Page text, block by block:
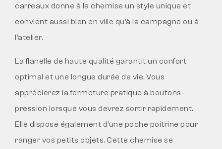
carreaux donne à la chemise un style unique et
convient aussi bien en ville qu’à la campagne ou à
l’atelier.
La flanelle de haute qualité garantit un confort
optimal et une longue durée de vie. Vous
apprécierez la fermeture pratique à boutons-
pression lorsque vous devrez sortir rapidement.
Elle dispose également d’une poche poitrine pour
ranger vos petits objets. Cette chemise se